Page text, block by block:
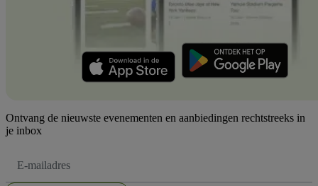
Ontvang de nieuwste evenementen en aanbiedingen rechtstreeks in
je inbox
mailadres